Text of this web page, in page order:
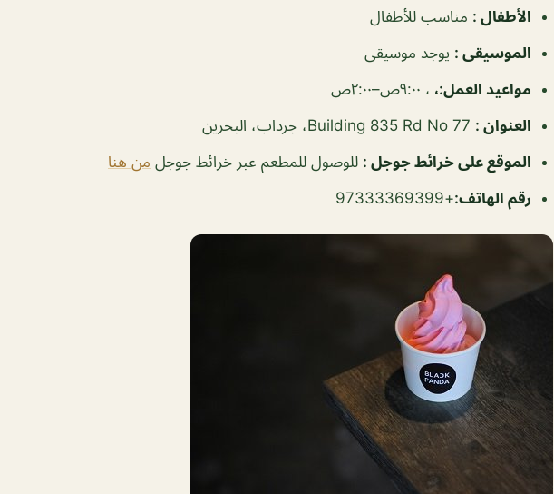
الأطفال : مناسب للأطفال
الموسيقى : يوجد موسيقى
مواعيد العمل:، ، ٩:٠٠ص–٢:٠٠ص
العنوان :
الموقع على خرائط جوجل : للوصول للمطعم عبر خرائط جوجل من هنا
رقم الهاتف:
+97333369399